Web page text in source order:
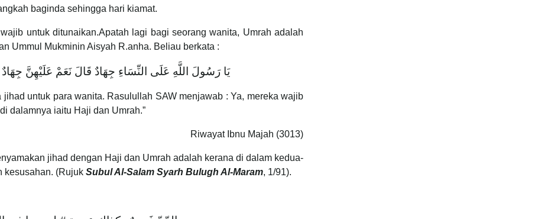
baginda sehingga hari kiamat.
untuk ditunaikan.Apatah lagi bagi seorang wanita, Umrah adalah
Ummul Mukminin Aisyah R.anha. Beliau berkata :
يَا رَسُولَ اللَّهِ عَلَى النِّسَاءِ جِهَادٌ قَالَ نَعَمْ عَلَيْهِنَّ جِهَادٌ
untuk para wanita. Rasulullah SAW menjawab : Ya, mereka wajib
dalamnya iaitu Haji dan Umrah.”
Riwayat Ibnu Majah (3013)
jihad dengan Haji dan Umrah adalah kerana di dalam kedua-
kesusahan. (Rujuk Subul Al-Salam Syarh Bulugh Al-Maram, 1/91).